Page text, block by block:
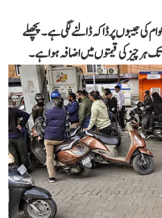
عوام کی جیبوں پر ڈاکہ ڈالنے لگی ہے۔ پچھلے
چیز کی قیمتوں میں اضافہ ہوا ہے۔